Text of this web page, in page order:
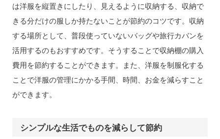
は洋服を縦置きにしたり、見えるように収納する、収納で
きる分だけの服しか持たないことが節約のコツです。収納
する場所として、普段使っていないバッグや旅行カバンを
活用するのもおすすめです。そうすることで収納棚の購入
費用を節約することができます。また、洋服を制服化する
ことで洋服の管理にかかる手間、時間、お金を減らすこと
ができます。
シンプルな生活でものを減らして節約